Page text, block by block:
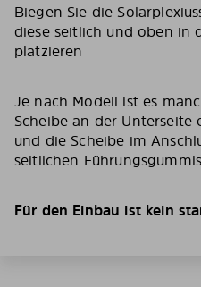
Biegen Sie die
diese seitlich und oben in
platzieren
Je nach Modell ist es
Scheibe an der Unterseite
und die Scheibe im
seitlichen
Für den Einbau ist kein